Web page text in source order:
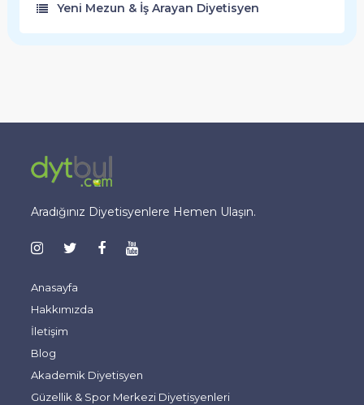
Yeni Mezun & İş Arayan Diyetisyen
Aradığınız Diyetisyenlere Hemen Ulaşın.
Anasayfa
Hakkımızda
İletişim
Blog
Akademik Diyetisyen
Güzellik & Spor Merkezi Diyetisyenleri